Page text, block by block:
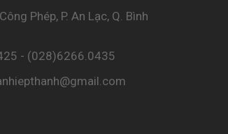
Phép, P. An Lạc, Q. Bình
- (028)6266.0435